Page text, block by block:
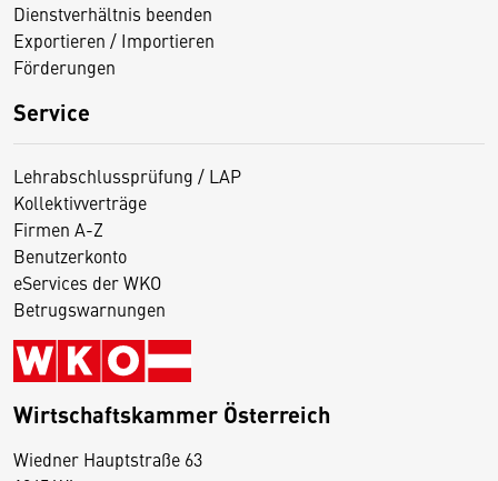
Dienstverhältnis beenden
Exportieren / Importieren
Förderungen
Service
Lehrabschlussprüfung / LAP
Kollektivverträge
Firmen A-Z
Benutzerkonto
eServices der WKO
Betrugswarnungen
Wirtschaftskammer Österreich
Wiedner Hauptstraße 63
D